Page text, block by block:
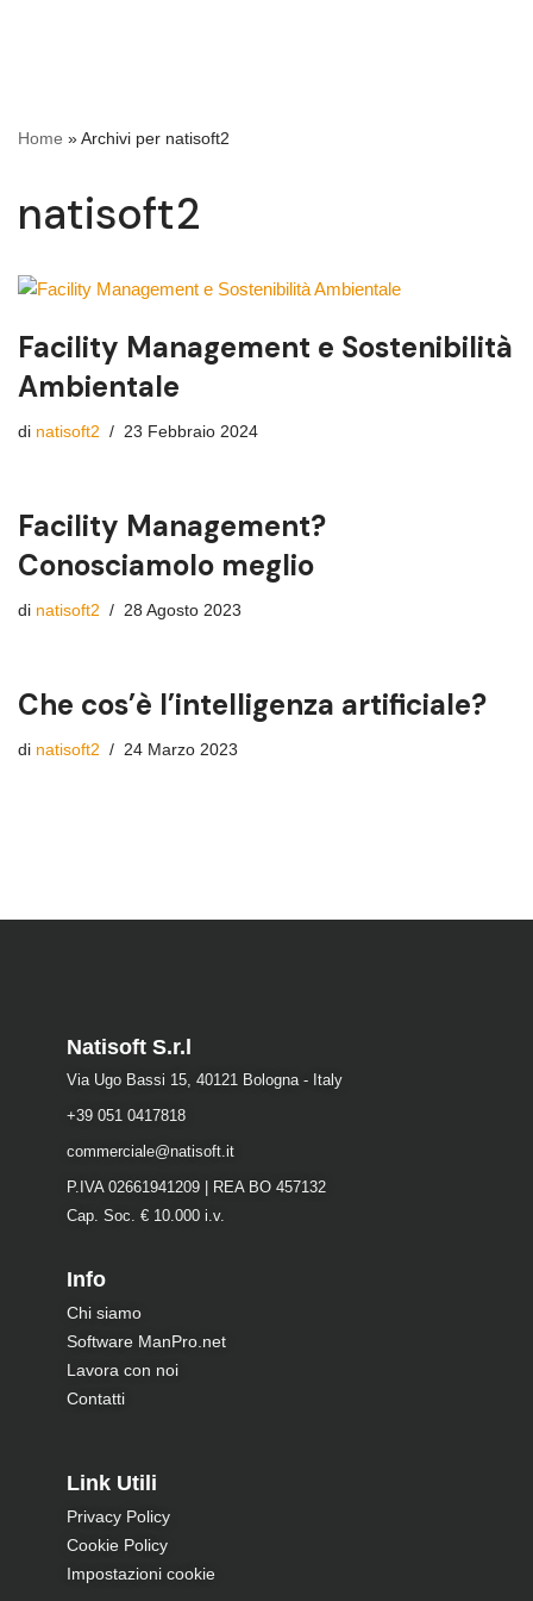
Home »Archivi per natisoft2
natisoft2
Facility Management e Sostenibilità
Ambientale
di natisoft2 23 Febbraio 2024
Facility Management?
Conosciamolo meglio
di natisoft2 28 Agosto 2023
Che cos’è l’intelligenza artificiale?
di natisoft2 24 Marzo 2023
Natisoft S.r.l
Via Ugo Bassi 15, 40121 Bologna - Italy
+39 051 0417818
commerciale@natisoft.it
P.IVA 02661941209 | REA BO 457132
Cap. Soc. € 10.000 i.v.
Info
Chi siamo
Software ManPro.net
Lavora con noi
Contatti
Link Utili
Privacy Policy
Cookie Policy
Impostazioni cookie